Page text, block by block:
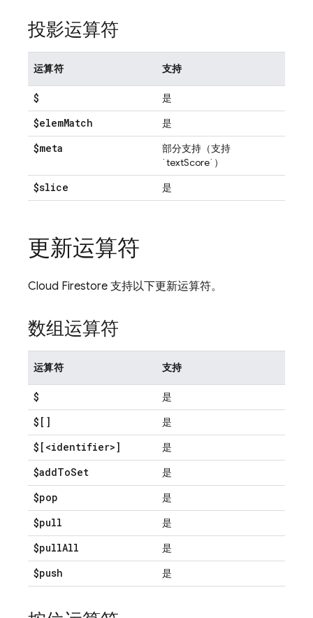
投影运算符
运算符 支持
$ 是
$elemMatch 是
$meta
部分支持（支持
`textScore`）
$slice 是
更新运算符
Cloud Firestore 支持以下更新运算符。
数组运算符
运算符 支持
$ 是
$[] 是
$[<identifier>] 是
$addToSet 是
$pop 是
$pull 是
$pullAll 是
$push 是